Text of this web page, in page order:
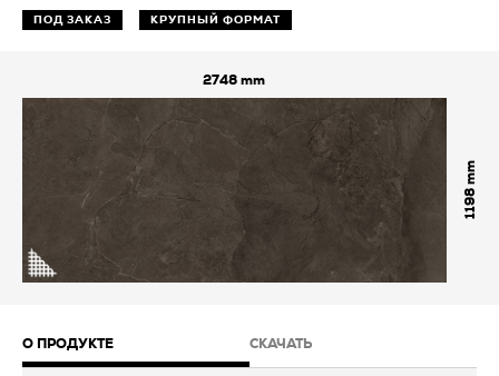
ПОД ЗАКАЗ КРУПНЫЙ ФОРМАТ
2748
1198
О ПРОДУКТЕ СКАЧАТЬ